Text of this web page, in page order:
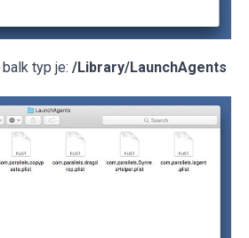
balk typ je: /Library/LaunchAgents